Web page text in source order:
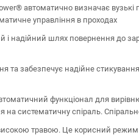
автоматично визначає вузькі
управління в проходах
надійний шлях повернення до
та забезпечує надійне
функціонал для
систематичну спіраль.
травою. Це корисний режим